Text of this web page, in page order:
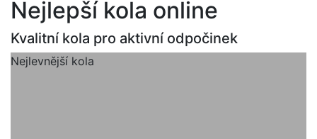
Nejlepší kola online
Kvalitní kola pro aktivní odpočinek
Nejlevnější kola